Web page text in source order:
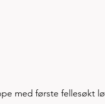
med første fellesøkt